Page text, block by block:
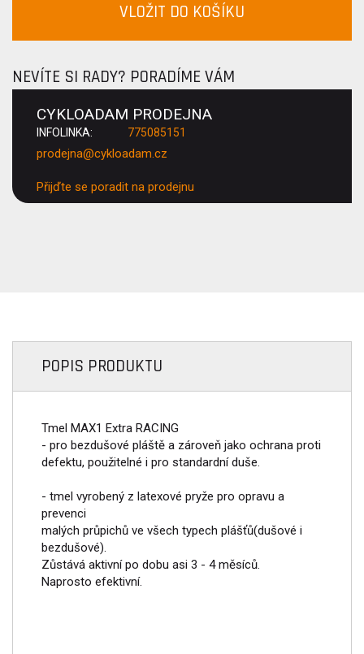
VLOŽIT DO KOŠÍKU
NEVÍTE SI RADY? PORADÍME VÁM
CYKLOADAM PRODEJNA
INFOLINKA: 775085151
prodejna@cykloadam.cz
Přijďte se poradit na prodejnu
POPIS PRODUKTU
Tmel MAX1 Extra RACING
- pro bezdušové pláště a zároveň jako ochrana proti
defektu, použitelné i pro standardní duše.
- tmel vyrobený z latexové pryže pro opravu a
prevenci
malých průpichů ve všech typech plášťů(dušové i
bezdušové).
Zůstává aktivní po dobu asi 3 - 4 měsíců.
Naprosto efektivní.